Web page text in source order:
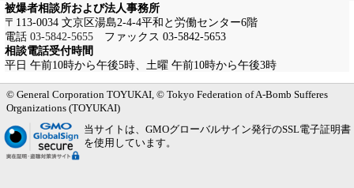
被爆者相談所および法人事務所
〒113-0034 文京区湯島2-4-4平和と労働センター6階
電話 03-5842-5655ファックス 03-5842-5653
相談電話受付時間
平日 午前10時から午後5時、土曜 午前10時から午後3時
メインメニューへ
サブメニューへ
現在地ナビ（パンくずリスト）へ
本文の冒頭へ
ページの先頭へ
© General Corporation TOYUKAI, © Tokyo Federation of A-Bomb Sufferes
Organizations (TOYUKAI)
当サイトは、GMOグローバルサイン発行のSSL電子証明書
を使用しています。